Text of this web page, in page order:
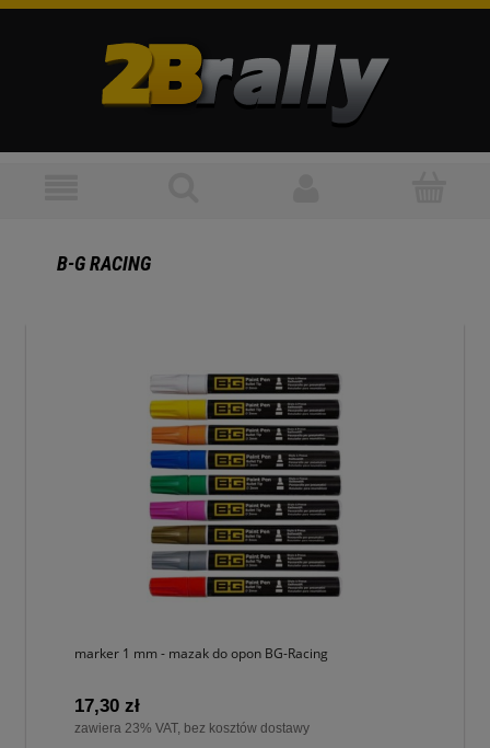
B-G RACING
marker 1 mm - mazak do opon BG-Racing
17,30 zł
zawiera 23% VAT, bez kosztów dostawy